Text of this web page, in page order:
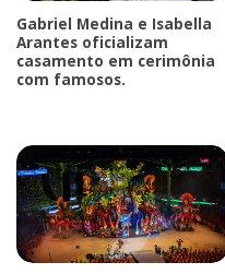
Gabriel Medina e Isabella
Arantes oficializam
casamento em cerimônia
com famosos.